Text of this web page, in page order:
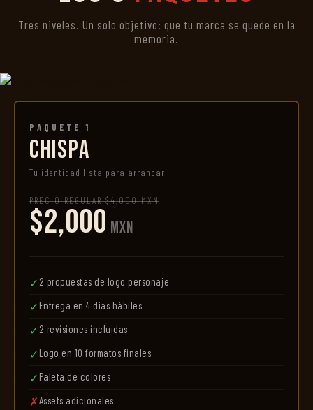
Tres niveles. Un solo objetivo: que tu marca se quede en la
memoria.
PAQUETE 1
CHISPA
Tu identidad lista para arrancar
PRECIO REGULAR $4,000 MXN
$2,000 MXN
✓ 2 propuestas de logo personaje
✓ Entrega en 4 días hábiles
✓ 2 revisiones incluidas
✓ Logo en 10 formatos finales
✓ Paleta de colores
✗Assets adicionales